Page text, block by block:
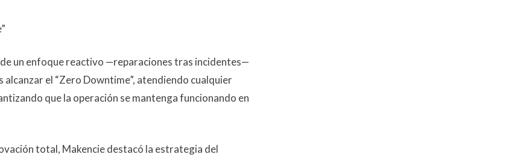
un enfoque reactivo —reparaciones tras incidentes—
el “Zero Downtime”, atendiendo cualquier
que la operación se mantenga funcionando en
total, Makencie destacó la estrategia del